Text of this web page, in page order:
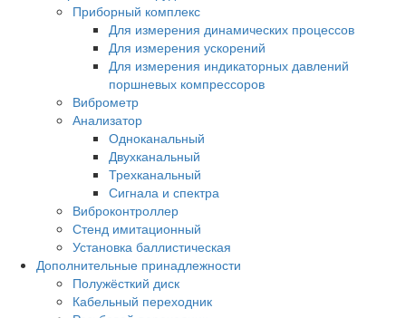
Приборный комплекс
Для измерения динамических процессов
Для измерения ускорений
Для измерения индикаторных давлений
поршневых компрессоров
Виброметр
Анализатор
Одноканальный
Двухканальный
Трехканальный
Сигнала и спектра
Виброконтроллер
Стенд имитационный
Установка баллистическая
Дополнительные принадлежности
Полужёсткий диск
Кабельный переходник